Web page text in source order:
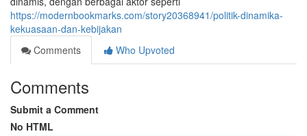
https://modernbookmarks.com/story20368941/politik-dinamika-
kekuasaan-dan-kebijakan
Comments
Who Upvoted
Comments
Submit a Comment
No HTML